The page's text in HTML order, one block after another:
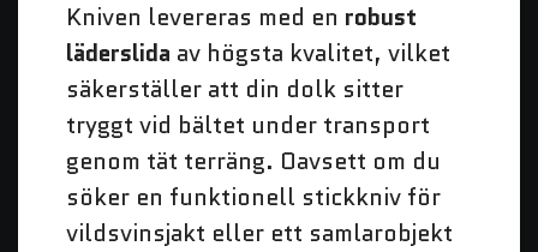
Kniven levereras med en robust
läderslida av högsta kvalitet, vilket
säkerställer att din dolk sitter
tryggt vid bältet under transport
genom tät terräng. Oavsett om du
söker en funktionell stickkniv för
vildsvinsjakt eller ett samlarobjekt